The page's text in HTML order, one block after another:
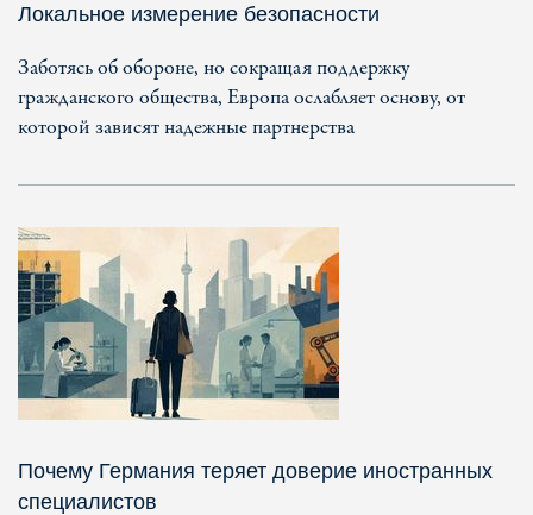
Локальное измерение безопасности
Заботясь об обороне, но сокращая поддержку
гражданского общества, Европа ослабляет основу, от
которой зависят надежные партнерства
Почему Германия теряет доверие иностранных
специалистов